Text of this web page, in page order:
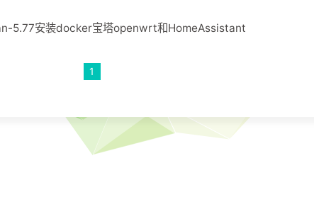
5.77安装docker宝塔openwrt和HomeAssistant
1